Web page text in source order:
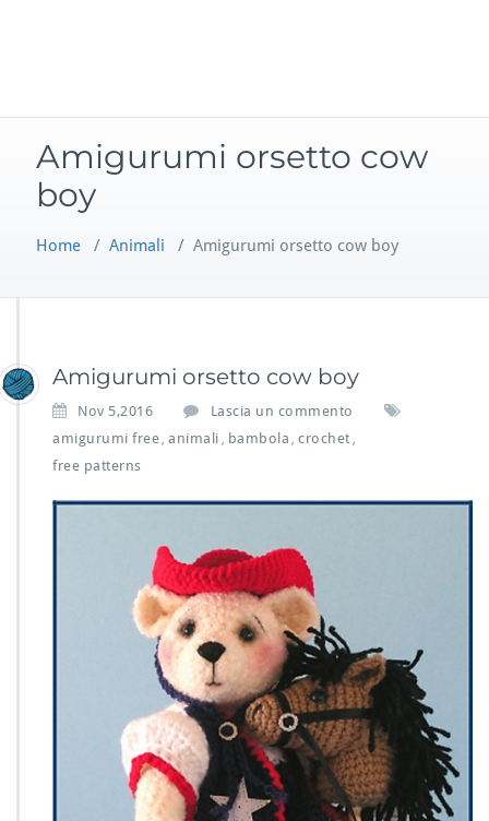
Amigurumi orsetto cow
boy
Home / Animali / Amigurumi orsetto cow boy
Amigurumi orsetto cow boy
Nov 5,2016
Lascia un commento
amigurumi free animali bambola crochet
free patterns